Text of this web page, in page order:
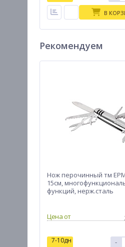
В
Рекомендуем
Нож перочинный тм
15см,
функций, нерж.сталь
7-10дн -